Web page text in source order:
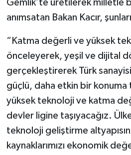
Gemlik’te üretilerek milletle
anımsatan Bakan Kacır,
“Katma değerli ve yüksek
önceleyerek, yeşil ve dijital
gerçekleştirerek Türk
güçlü, daha etkin bir konuma
yüksek teknoloji ve katma
devler ligine taşıyacağız.
teknoloji geliştirme
kaynaklarımızı ekonomik